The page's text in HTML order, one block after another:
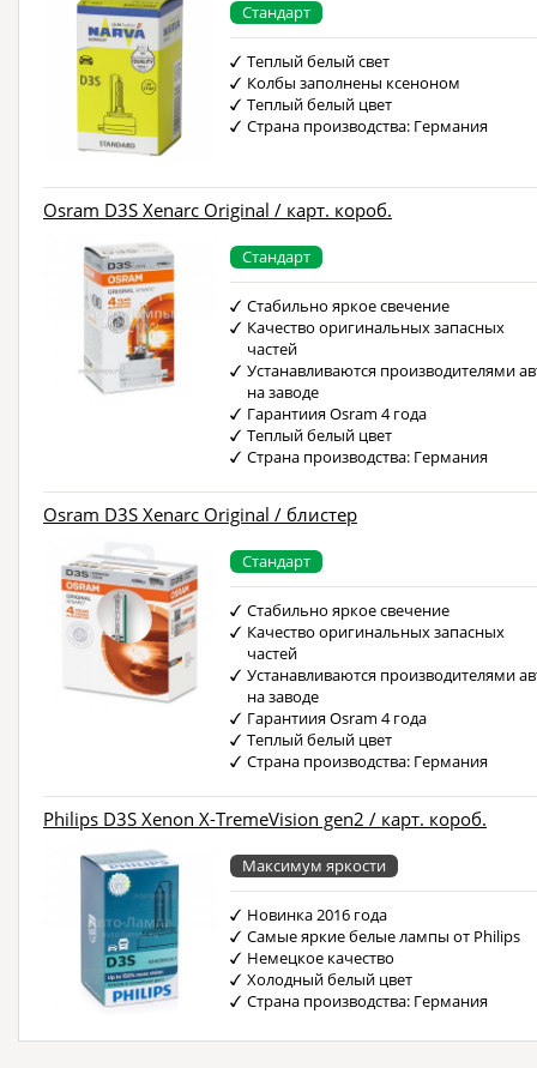
Стандарт
Теплый белый свет
Колбы заполнены ксеноном
Теплый белый цвет
Страна производства: Германия
Osram D3S Xenarc Original / карт. короб.
Стандарт
Стабильно яркое свечение
Качество оригинальных запасных
частей
Устанавливаются производителями
на заводе
Гарантиия Osram 4 года
Теплый белый цвет
Страна производства: Германия
Osram D3S Xenarc Original / блистер
Стандарт
Стабильно яркое свечение
Качество оригинальных запасных
частей
Устанавливаются производителями
на заводе
Гарантиия Osram 4 года
Теплый белый цвет
Страна производства: Германия
Philips D3S Xenon X-TremeVision gen2 / карт. короб.
Максимум яркости
Новинка 2016 года
Самые яркие белые лампы от Philips
Немецкое качество
Холодный белый цвет
Страна производства: Германия